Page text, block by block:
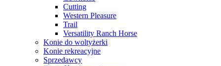
Cutting
Western Pleasure
Trail
Versatility Ranch Horse
Konie do woltyżerki
Konie rekreacyjne
Sprzedawcy